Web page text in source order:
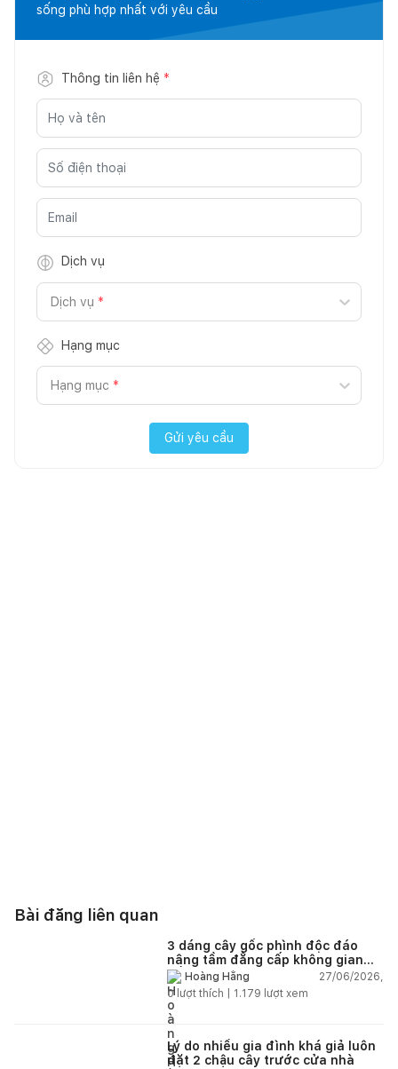
sống phù hợp nhất với yêu cầu
Thông tin liên hệ *
Dịch vụ
Dịch vụ *
Hạng mục
Hạng mục *
Gửi yêu cầu
Bài đăng liên quan
3 dáng cây gốc phình độc đáo
nâng tầm đẳng cấp không gian
sốngHoàng Hằng
27/06/2026,
0lượt thích | 1.179 lượt xem
Lý do nhiều gia đình khá giả luôn
đặt 2 chậu cây trước cửa nhà